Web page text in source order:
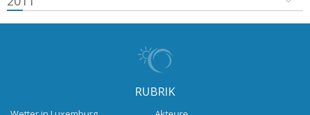
RUBRIK